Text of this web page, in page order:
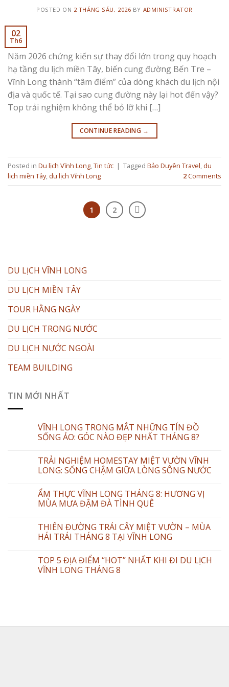
POSTED ON 2 THÁNG SÁU, 2026 BY ADMINISTRATOR
02
Th6
Năm 2026 chứng kiến sự thay đổi lớn trong quy hoạch
hạ tầng du lịch miền Tây, biến cung đường Bến Tre –
Vĩnh Long thành “tâm điểm” của dòng khách du lịch nội
địa và quốc tế. Tại sao cung đường này lại hot đến vậy?
Top trải nghiệm không thể bỏ lỡ khi […]
CONTINUE READING →
Posted in Du lịch Vĩnh Long,Tin tức | Tagged Bảo Duyên Travel, du
lịch miền Tây, du lịch Vĩnh Long 2Comments
1 2
DU LỊCH VĨNH LONG
DU LỊCH MIỀN TÂY
TOUR HẰNG NGÀY
DU LỊCH TRONG NƯỚC
DU LỊCH NƯỚC NGOÀI
TEAM BUILDING
TIN MỚI NHẤT
VĨNH LONG TRONG MẮT NHỮNG TÍN ĐỒ
SỐNG ẢO: GÓC NÀO ĐẸP NHẤT THÁNG 8?
TRẢI NGHIỆM HOMESTAY MIỆT VƯỜN VĨNH
LONG: SỐNG CHẬM GIỮA LÒNG SÔNG NƯỚC
ẨM THỰC VĨNH LONG THÁNG 8: HƯƠNG VỊ
MÙA MƯA ĐẬM ĐÀ TÌNH QUÊ
THIÊN ĐƯỜNG TRÁI CÂY MIỆT VƯỜN – MÙA
HÁI TRÁI THÁNG 8 TẠI VĨNH LONG
TOP 5 ĐỊA ĐIỂM “HOT” NHẤT KHI ĐI DU LỊCH
VĨNH LONG THÁNG 8